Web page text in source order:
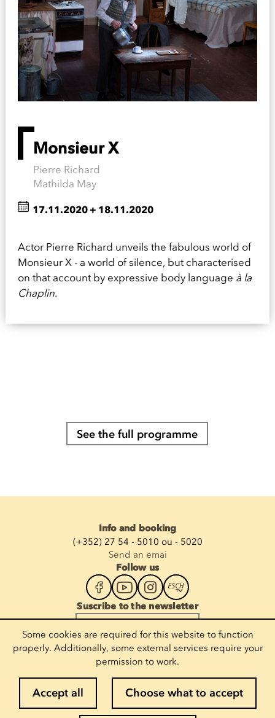
Monsieur X
Pierre Richard
Mathilda May
Actor Pierre Richard unveils the fabulous world of
Monsieur X - a world of silence, but characterised
on that account by expressive body language à la
Chaplin.
17.11.2020+ 18.11.2020
See the full programme
Info and booking
(+352) 27 54 - 5010 ou - 5020
Send an emai
Follow us
Suscribe to the newsletter
Cookie policy
Some cookies are required for this website to function
properly. Additionally, some external services require your
permission to work.
Accept all Choose what to accept